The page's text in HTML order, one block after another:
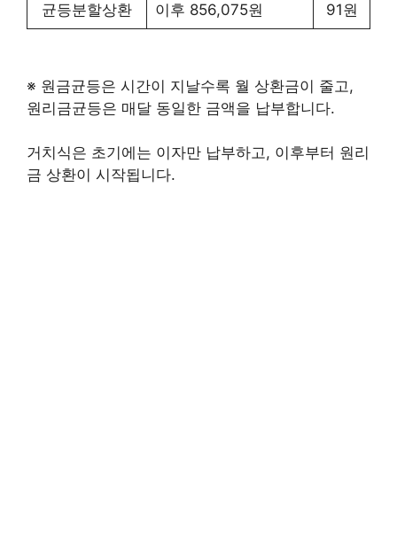
균등분할상환
이후 856,075원
91원
※ 원금균등은 시간이 지날수록 월 상환금이 줄고,
원리금균등은 매달 동일한 금액을 납부합니다.
거치식은 초기에는 이자만 납부하고, 이후부터 원리
금 상환이 시작됩니다.